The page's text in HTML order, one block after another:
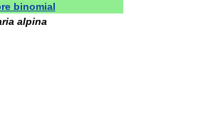
binomial
alpina